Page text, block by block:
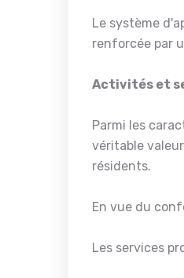
Le système
renforcée par
Activités et
Parmi les
véritable
résidents.
En vue du
Les services